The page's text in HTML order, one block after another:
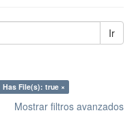
Ir
Has File(s): true ×
Mostrar filtros avanzados